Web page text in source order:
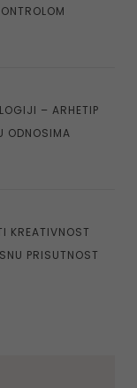
– ARHETIP
ODNOSIMA
KREATIVNOST
PRISUTNOST